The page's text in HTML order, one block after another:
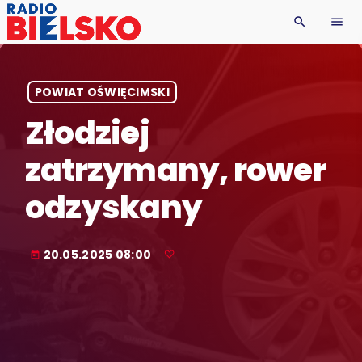
search menu
POWIAT OŚWIĘCIMSKI
Złodziej
zatrzymany, rower
odzyskany
today 20.05.2025 08:00